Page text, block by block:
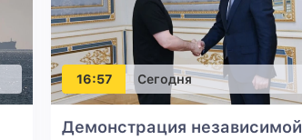
16:57 Сегодня
Демонстрация независимой